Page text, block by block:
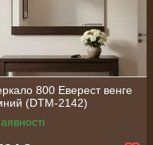
800 Еверест венге
(DTM-2142)